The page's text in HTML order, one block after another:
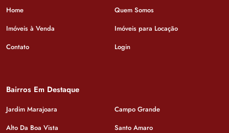
Home
Quem Somos
Imóveis à Venda
Imóveis para Locação
Contato
Login
Bairros Em Destaque
Jardim Marajoara
Campo Grande
Alto Da Boa Vista
Santo Amaro